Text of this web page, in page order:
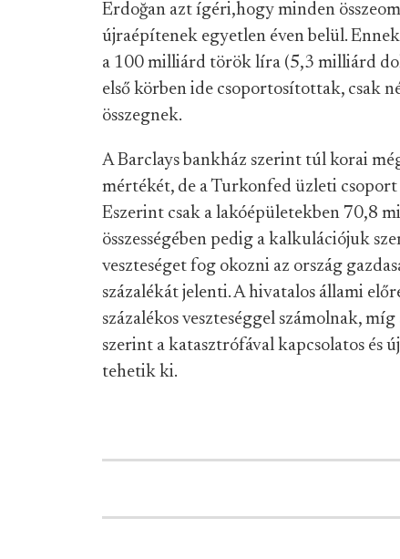
Erdoğan azt ígéri,hogy minden
újraépítenek egyetlen éven belül.
a 100 milliárd török líra (5,3 milliárd
első körben ide csoportosítottak, csak
összegnek.
A Barclays bankház szerint túl korai
mértékét, de a Turkonfed üzleti
Eszerint csak a lakóépületekben 70,8
összességében pedig a kalkulációjuk
veszteséget fog okozni az ország
százalékát jelenti. A hivatalos állami
százalékos veszteséggel számolnak,
szerint a katasztrófával kapcsolatos és
tehetik ki.